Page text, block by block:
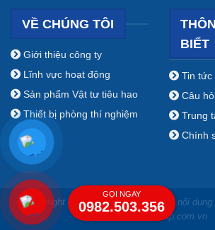
VỀ CHÚNG TÔI
Giới thiệu công ty
Lĩnh vực hoạt động
Sản phẩm Vật tư tiêu hao
Thiết bị phòng thí nghiệm
BIẾT
Tin tức
Câu
Trung
Chính
Copyright ⓒ 2009 - 2019 Bản quyền nội
www.medcheap.com.vn
GỌI NGAY
0982.503.356